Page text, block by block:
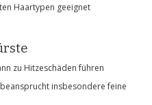
Haartypen geeignet
zu Hitzeschäden führen
insbesondere feine